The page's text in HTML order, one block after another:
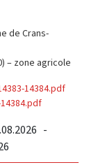
de Crans-
– zone agricole
14384.pdf
-